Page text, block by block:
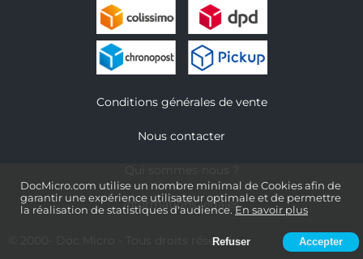
DocMicro.com utilise un nombre minimal de Cookies afin de
garantir une expérience utilisateur optimale et de permettre
la réalisation de statistiques d'audience. En savoir plus
Refuser Accepter
Conditions générales de vente
Nous contacter
Informations légales
- Tous droits réservés